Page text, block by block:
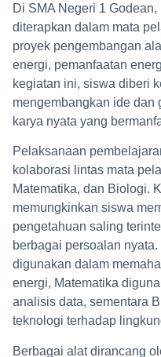
Di SMA Negeri 1
diterapkan dalam mata
proyek pengembangan
energi, pemanfaatan
kegiatan ini, siswa diberi
mengembangkan ide dan
karya nyata yang
Pelaksanaan
kolaborasi lintas mata
Matematika, dan Biologi.
memungkinkan siswa
pengetahuan saling
berbagai persoalan
digunakan dalam
energi, Matematika
analisis data, sementara
teknologi terhadap
Berbagai alat dirancang